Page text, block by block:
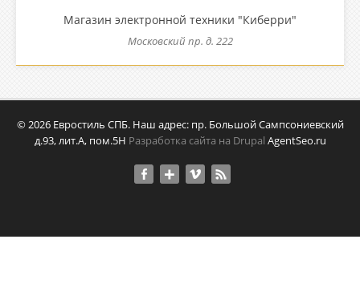
Магазин электронной техники "Киберри"
Московский пр. д. 222
© 2026 Евростиль СПБ. Наш адрес: пр. Большой Сампсониевский
д.93, лит.А, пом.5Н Разработка сайта на Drupal AgentSeo.ru